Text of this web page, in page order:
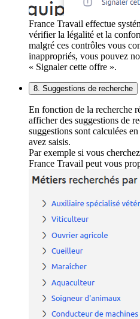
France Travail effectue
vérifier la légalité et la
malgré ces contrôles vous
inappropriés, vous pouvez
« Signaler cette offre ».
8. Suggestions de recherche
En fonction de la recherche
afficher des suggestions de
suggestions sont calculées
avez saisis.
Par exemple si vous
France Travail peut vous